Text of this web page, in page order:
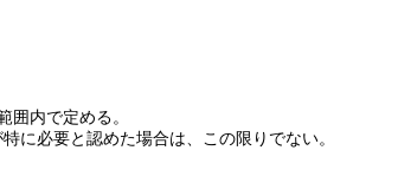
内で定める。
に必要と認めた場合は、この限りでない。